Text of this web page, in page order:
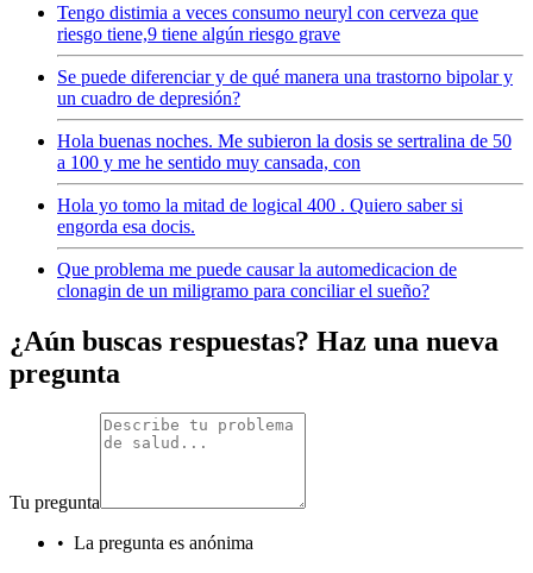
Tengo distimia a veces consumo neuryl con cerveza que
riesgo tiene,9 tiene algún riesgo grave
Se puede diferenciar y de qué manera una trastorno bipolar y
un cuadro de depresión?
Hola buenas noches. Me subieron la dosis se sertralina de 50
a 100 y me he sentido muy cansada, con
Hola yo tomo la mitad de logical 400 . Quiero saber si
engorda esa docis.
Que problema me puede causar la automedicacion de
clonagin de un miligramo para conciliar el sueño?
¿Aún buscas respuestas? Haz una nueva
pregunta
Tu pregunta
• La pregunta es anónima